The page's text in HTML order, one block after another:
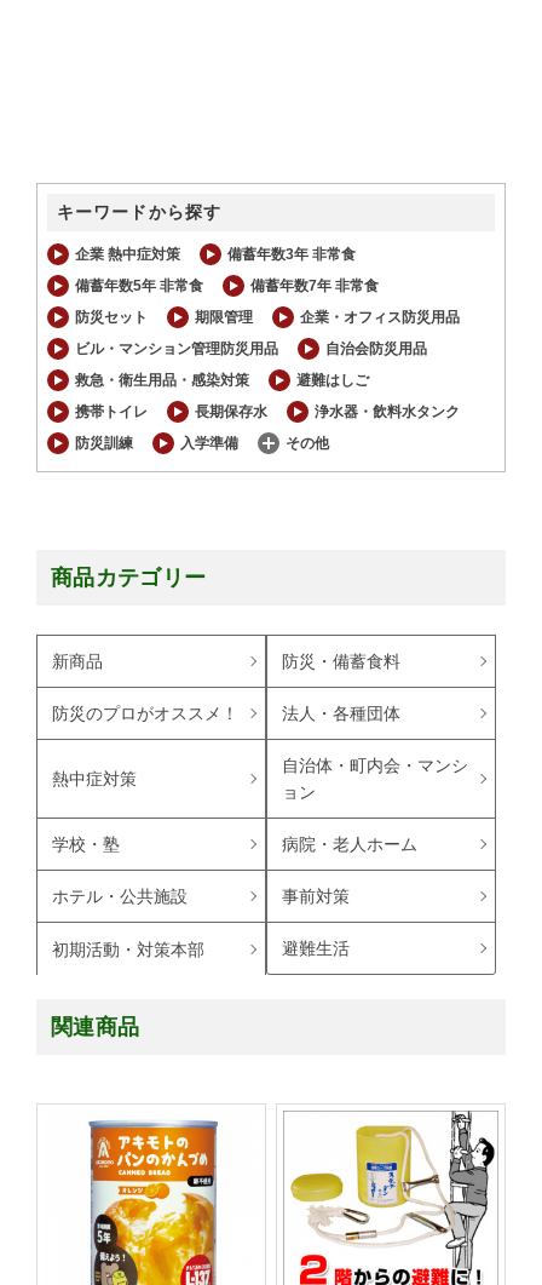
キーワードから探す
企業 熱中症対策
備蓄年数3年 非常食
備蓄年数5年 非常食
備蓄年数7年 非常食
防災セット
期限管理
企業・オフィス防災用品
ビル・マンション管理防災用品
自治会防災用品
救急・衛生用品・感染対策
避難はしご
携帯トイレ
長期保存水
浄水器・飲料水タンク
防災訓練
入学準備 その他
商品カテゴリー
新商品 防災・備蓄食料
防災のプロがオススメ！ 法人・各種団体
熱中症対策
自治体・町内会・マンシ
ョン
学校・塾 病院・老人ホーム
ホテル・公共施設 事前対策
初期活動・対策本部 避難生活
関連商品